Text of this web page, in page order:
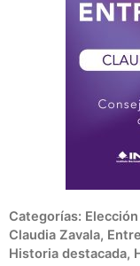
Categorías:
Claudia Zavala,
Historia destacada,